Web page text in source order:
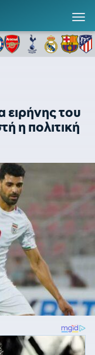
του
η πολιτική